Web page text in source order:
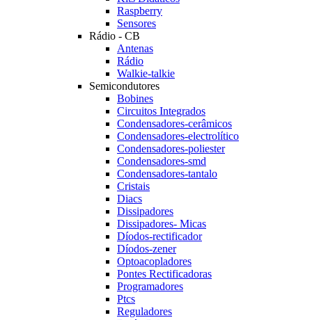
Raspberry
Sensores
Rádio - CB
Antenas
Rádio
Walkie-talkie
Semicondutores
Bobines
Circuitos Integrados
Condensadores-cerâmicos
Condensadores-electrolítico
Condensadores-poliester
Condensadores-smd
Condensadores-tantalo
Cristais
Diacs
Dissipadores
Dissipadores- Micas
Díodos-rectificador
Díodos-zener
Optoacopladores
Pontes Rectificadoras
Programadores
Ptcs
Reguladores